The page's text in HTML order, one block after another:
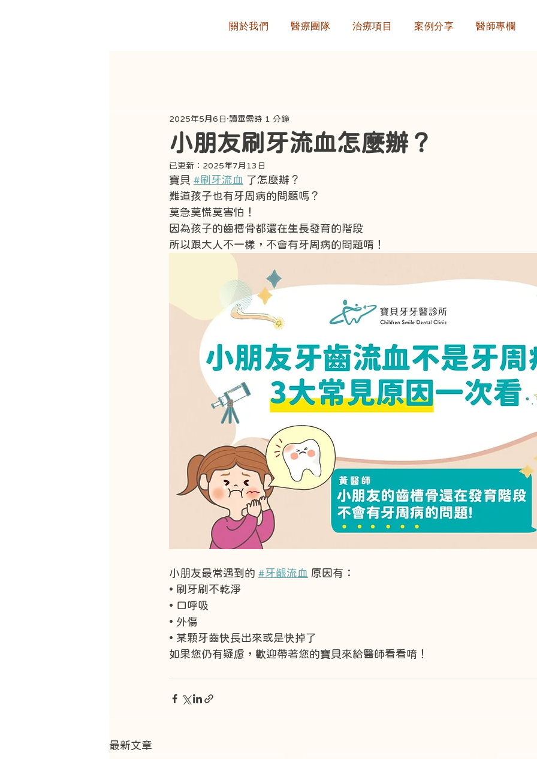
關於我們 醫療團隊 治療項目 案例分享 醫師專欄
小朋友刷牙流血怎麼辦？
2025年5月6日 讀畢需時 1 分鐘
已更新： 2025年7月13日
寶貝 #刷牙流血 了怎麼辦？
難道孩子也有牙周病的問題嗎？
莫急莫慌莫害怕！
因為孩子的齒槽骨都還在生長發育的階段
所以跟大人不一樣，不會有牙周病的問題唷！
小朋友最常遇到的 #牙齦流血 原因有：
• 刷牙刷不乾淨
• 口呼吸
• 外傷
• 某顆牙齒快長出來或是快掉了
如果您仍有疑慮，歡迎帶著您的寶貝來給醫師看看唷！
最新文章